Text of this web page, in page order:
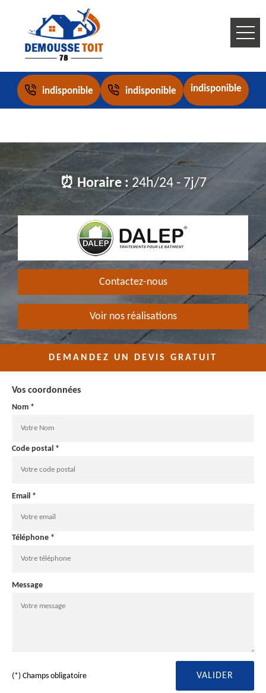
indisponible indisponible indisponible
⏰ Horaire : 24h/24 - 7j/7
Contactez-nous
Voir nos réalisations
DEMANDEZ UN DEVIS GRATUIT
Vos coordonnées
Nom *
Code postal *
Email *
Téléphone *
Message
(*) Champs obligatoire